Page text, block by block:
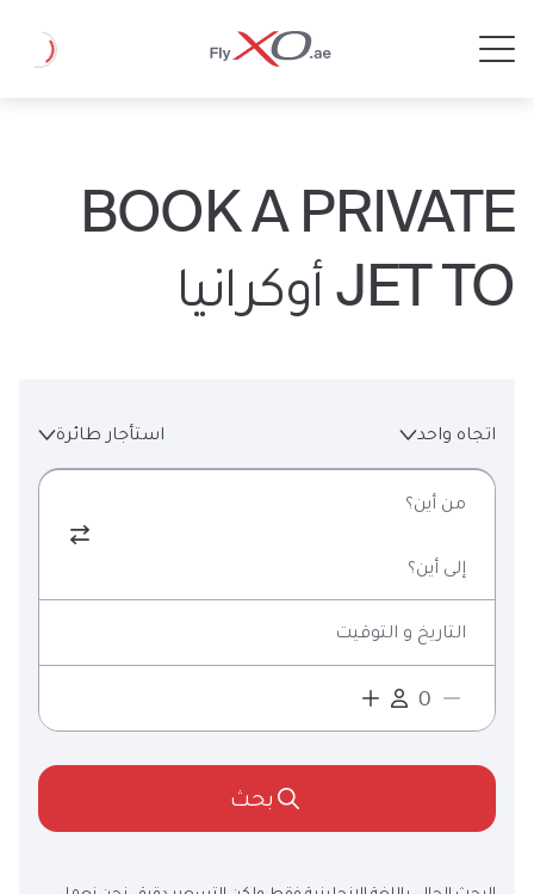
Loading
BOOK A PRIVATE
JET TO أوكرانيا
اتجاه واحد استأجار طائرة
من أين؟
إلى أين؟
التاريخ و التوقيت
بحث